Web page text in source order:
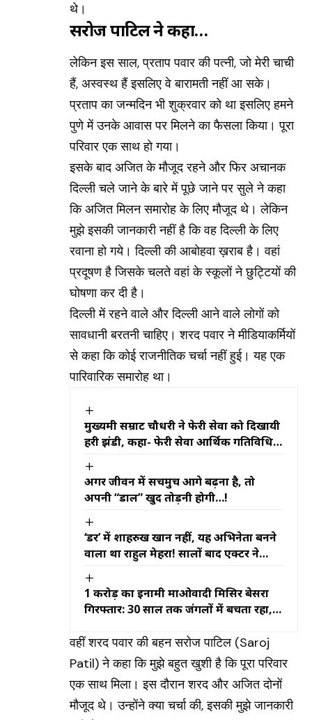
थे।
सरोज पाटिल ने कहा…
लेकिन इस साल, प्रताप पवार की पत्नी, जो मेरी चाची
हैं, अस्वस्थ हैं इसलिए वे बारामती नहीं आ सके।
प्रताप का जन्मदिन भी शुक्रवार को था इसलिए हमने
पुणे में उनके आवास पर मिलने का फैसला किया। पूरा
परिवार एक साथ हो गया।
इसके बाद अजित के मौजूद रहने और फिर अचानक
दिल्ली चले जाने के बारे में पूछे जाने पर सुले ने कहा
‎कि अजित मिलन समारोह के लिए मौजूद थे। लेकिन
मुझे इसकी जानकारी नहीं है कि वह दिल्ली के लिए
रवाना हो गये। दिल्ली की आबोहवा ख़राब है। वहां
प्रदूषण है जिसके चलते वहां के स्कूलों ने छुट्टियों की
घोषणा कर दी है।
दिल्ली में रहने वाले और दिल्ली आने वाले लोगों को
सावधानी बरतनी चाहिए। शरद पवार ने मीडियाकर्मियों
से कहा कि कोई राजनीतिक चर्चा नहीं हुई। यह एक
पारिवारिक समारोह था।
मुख्यमंत्री सम्राट चौधरी ने फेरी सेवा को दिखायी
हरी झंडी, कहा- फेरी सेवा आर्थिक गतिविधियों
अगर जीवन में सचमुच आगे बढ़ना है, तो
अपनी “डाल” खुद तोड़नी होगी…!
‘डर’ में शाहरुख खान नहीं, यह अभिनेता बनने
वाला था राहुल मेहरा! सालों बाद एक्टर ने
₹1 करोड़ का इनामी माओवादी मिसिर बेसरा
गिरफ्तार: 30 साल तक जंगलों में बचता रहा,
की वजह
वहीं शरद पवार की बहन सरोज पाटिल (Saroj
Patil)ने कहा ‎कि मुझे बहुत खुशी है कि पूरा परिवार
एक साथ मिला। इस दौरान शरद और अजित दोनों
मौजूद थे। उन्होंने क्या चर्चा की, इसकी मुझे जानकारी